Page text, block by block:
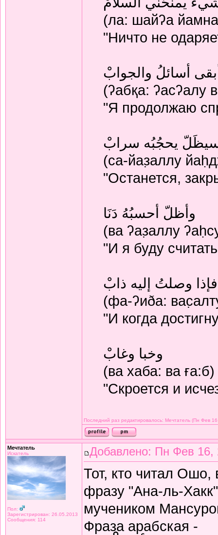
(ла: шайʔа
"Ничто не
أسائلُ والجوابْ
(ʔабқа: ʔасʔалу
"Я продолжаю
يحجُبُه سرابْ
(са-йаз̣аллу
"Останется,
وأظلّ أحسبُهُ دَنَا
(ва ʔаз̣аллу
"И я буду
فإذا وصلتُ إليه ذابْ
(фа-ʔиðа:
"И когда
وخبا وغابْ
(ва хаба: ва ға:б)
"Скроется и
Последний раз редактировалось: Мечтатель (Пн Фев
Мечтатель
Искатель
Пол:
Зарегистрирован: 26.05.2013
Сообщения: 114
Добавлено: Пн Фев 16,
Тот, кто читал Ошо,
фразу "Ана-ль-
мучеником
Фраза арабская -